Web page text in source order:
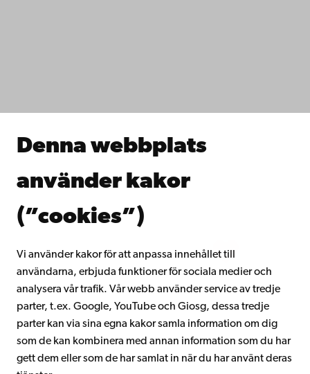
Denna webbplats
använder kakor
(”cookies”)
Vi använder kakor för att anpassa innehållet till
användarna, erbjuda funktioner för sociala medier och
analysera vår trafik. Vår webb använder service av tredje
parter, t.ex. Google, YouTube och Giosg, dessa tredje
parter kan via sina egna kakor samla information om dig
som de kan kombinera med annan information som du har
gett dem eller som de har samlat in när du har använt deras
Samarbeta med oss
Kontinuerligt lärande
Gå med i Åbo Akademis alumnnätverk
Intranätet
Facebook InstagramYouTube LinkedIn Blog Snapchat